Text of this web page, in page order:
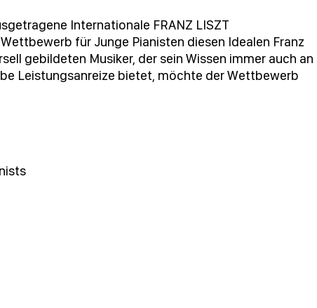
Internationale FRANZ LISZT
für Junge Pianisten diesen Idealen Franz
gebildeten Musiker, der sein Wissen immer auch an
Leistungsanreize bietet, möchte der Wettbewerb